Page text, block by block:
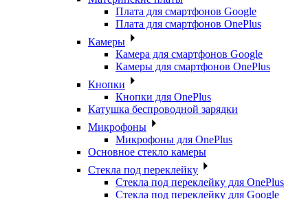
Плата для смартфонов Google
Плата для смартфонов OnePlus
Камеры
Камера для смартфонов Google
Камеры для смартфонов OnePlus
Кнопки
Кнопки для OnePlus
Катушка беспроводной зарядки
Микрофоны
Микрофоны для OnePlus
Основное стекло камеры
Стекла под переклейку
Стекла под переклейку для OnePlus
Стекла под переклейку для Google